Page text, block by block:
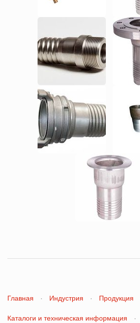
Главная · Индустрия · Продукция
Каталоги и техническая информация ·